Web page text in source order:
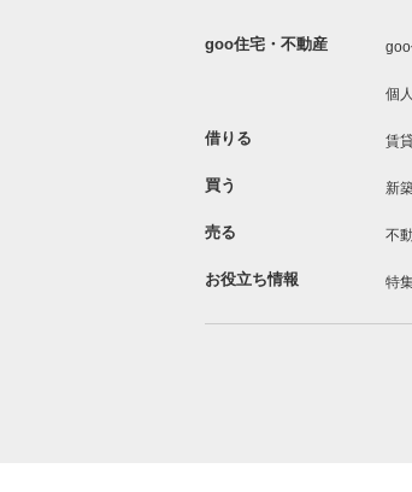
goo住宅・不動産
個
借りる 賃
買う 新
売る 不
お役立ち情報 特